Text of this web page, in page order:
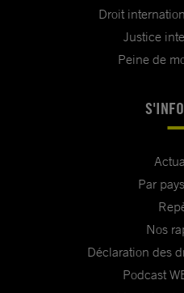
Droit
Justice
Peine de
Par
Nos
Déclaration des
Podcast